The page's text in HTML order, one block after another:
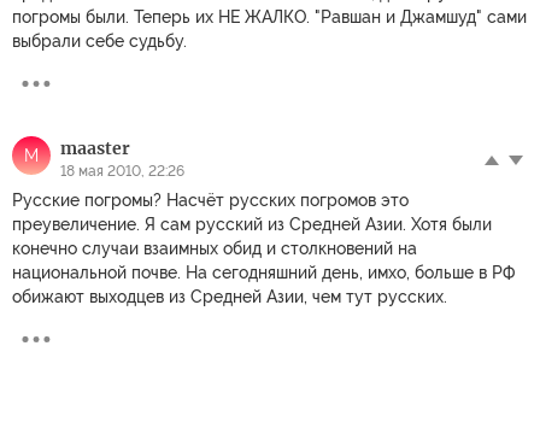
погромы были. Теперь их НЕ ЖАЛКО. "Равшан и Джамшуд" сами
выбрали себе судьбу.
M maaster
18 мая 2010, 22:26
Русские погромы? Насчёт русских погромов это
преувеличение. Я сам русский из Средней Азии. Хотя были
конечно случаи взаимных обид и столкновений на
национальной почве. На сегодняшний день, имхо, больше в РФ
обижают выходцев из Средней Азии, чем тут русских.